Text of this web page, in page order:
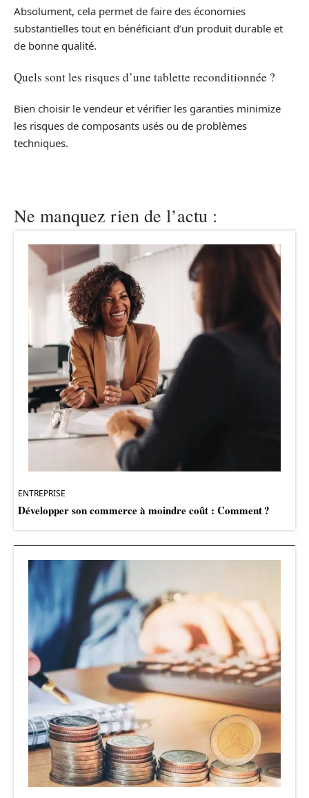
Absolument, cela permet de faire des économies
substantielles tout en bénéficiant d’un produit durable et
de bonne qualité.
Quels sont les risques d’une tablette reconditionnée ?
Bien choisir le vendeur et vérifier les garanties minimize
les risques de composants usés ou de problèmes
techniques.
Ne manquez rien de l’actu :
ENTREPRISE
Développer son commerce à moindre coût : Comment ?